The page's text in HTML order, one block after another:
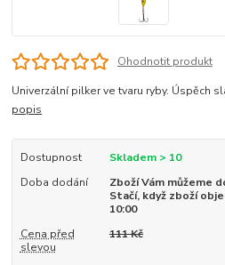
Ohodnotit produkt
Univerzální pilker ve tvaru ryby. Úspěch
popis
Dostupnost
Skladem > 10
Doba dodání
Zboží Vám můžeme
Stačí, když zboží
10:00
Cena před
slevou
111 Kč